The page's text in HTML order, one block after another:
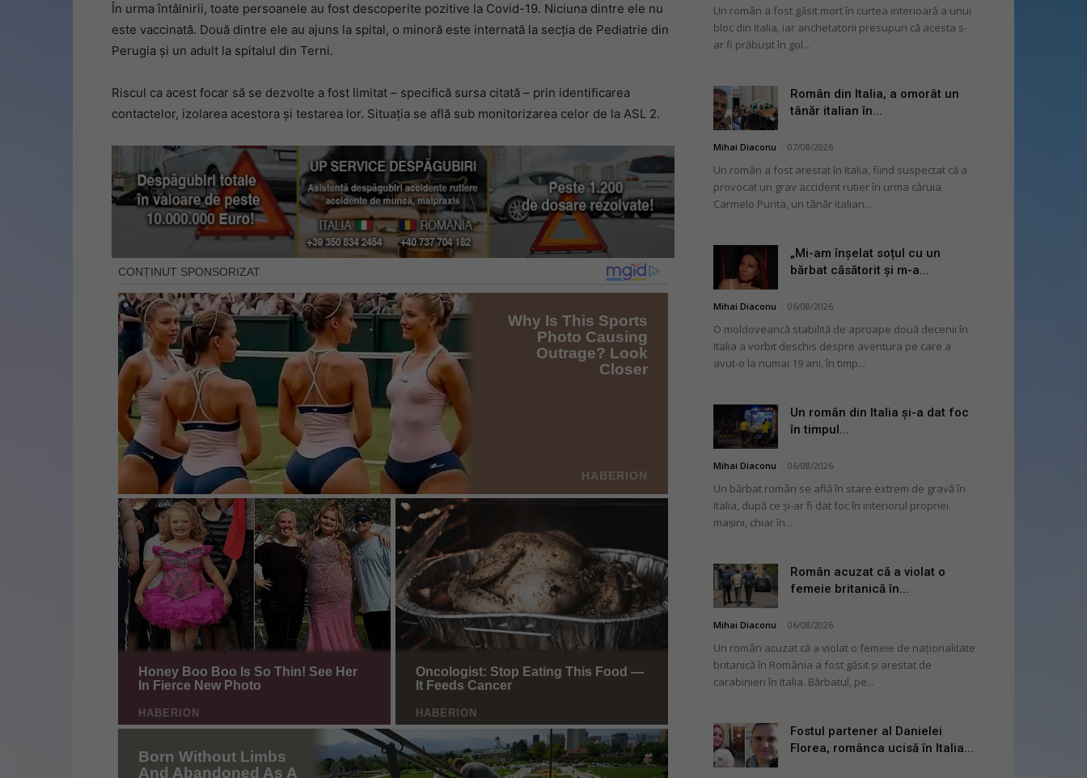
În urma întâlnirii, toate persoanele au fost descoperite pozitive la Covid-19. Niciuna dintre ele nu
este vaccinată. Două dintre ele au ajuns la spital, o minoră este internată la secția de Pediatrie din
Perugia și un adult la spitalul din Terni.
Riscul ca acest focar să se dezvolte a fost limitat – specifică sursa citată – prin identificarea
contactelor, izolarea acestora și testarea lor. Situația se află sub monitorizarea celor de la ASL 2.
Un român a fost găsit mort în curtea interioară a unui
bloc din Italia, iar anchetatorii presupun că acesta s-
ar fi prăbușit în gol...
Român din Italia, a omorât un
tânăr italian în...
Mihai Diaconu 07/08/2026
Un român a fost arestat în Italia, fiind suspectat că a
provocat un grav accident rutier în urma căruia
Carmelo Purita, un tânăr italian...
„Mi-am înșelat soțul cu un
bărbat căsătorit și m-a...
Mihai Diaconu 06/08/2026
O moldoveancă stabilită de aproape două decenii în
Italia a vorbit deschis despre aventura pe care a
avut-o la numai 19 ani, în timp...
Un român din Italia și-a dat foc
în timpul...
Mihai Diaconu 06/08/2026
Un bărbat român se află în stare extrem de gravă în
Italia, după ce și-ar fi dat foc în interiorul propriei
mașini, chiar în...
Român acuzat că a violat o
femeie britanică în...
Mihai Diaconu 06/08/2026
Un român acuzat că a violat o femeie de naționalitate
britanică în România a fost găsit și arestat de
carabinieri în Italia. Bărbatul, pe...
Fostul partener al Danielei
Florea, românca ucisă în Italia...